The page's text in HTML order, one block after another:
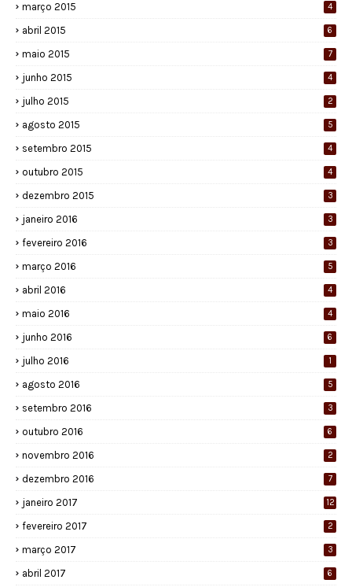
março 2015 4
abril 2015 6
maio 2015 7
junho 2015 4
julho 2015 2
agosto 2015 5
setembro 2015 4
outubro 2015 4
dezembro 2015 3
janeiro 2016 3
fevereiro 2016 3
março 2016 5
abril 2016 4
maio 2016 4
junho 2016 6
julho 2016 1
agosto 2016 5
setembro 2016 3
outubro 2016 6
novembro 2016 2
dezembro 2016 7
janeiro 2017 12
fevereiro 2017 2
março 2017 3
abril 2017 6